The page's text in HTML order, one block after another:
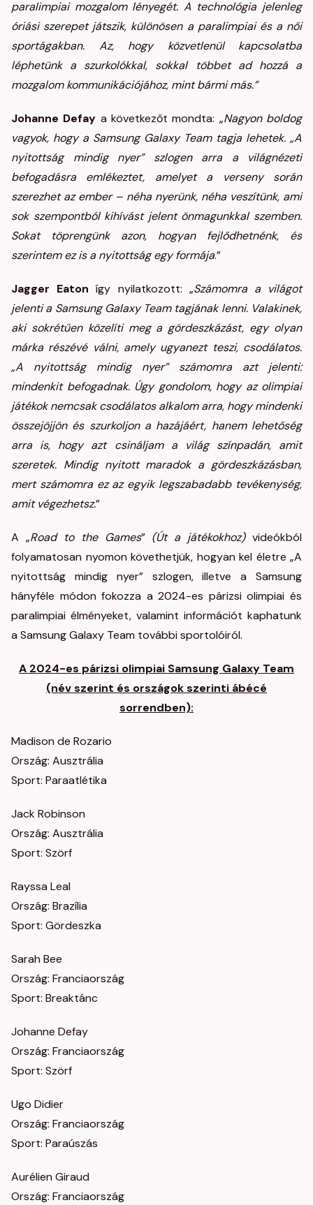
paralimpiai mozgalom lényegét. A technológia jelenleg
óriási szerepet játszik, különösen a paralimpiai és a női
sportágakban. Az, hogy közvetlenül kapcsolatba
léphetünk a szurkolókkal, sokkal többet ad hozzá a
mozgalom kommunikációjához, mint bármi más.”
Johanne Defay a következőt mondta: „Nagyon boldog
vagyok, hogy a Samsung Galaxy Team tagja lehetek. „A
nyitottság mindig nyer” szlogen arra a világnézeti
befogadásra emlékeztet, amelyet a verseny során
szerezhet az ember – néha nyerünk, néha veszítünk, ami
sok szempontból kihívást jelent önmagunkkal szemben.
Sokat töprengünk azon, hogyan fejlődhetnénk, és
szerintem ez is a nyitottság egy formája.”
Jagger Eaton így nyilatkozott: „Számomra a világot
jelenti a Samsung Galaxy Team tagjának lenni. Valakinek,
aki sokrétűen közelíti meg a gördeszkázást, egy olyan
márka részévé válni, amely ugyanezt teszi, csodálatos.
„A nyitottság mindig nyer” számomra azt jelenti:
mindenkit befogadnak. Úgy gondolom, hogy az olimpiai
játékok nemcsak csodálatos alkalom arra, hogy mindenki
összejöjjön és szurkoljon a hazájáért, hanem lehetőség
arra is, hogy azt csináljam a világ színpadán, amit
szeretek. Mindig nyitott maradok a gördeszkázásban,
mert számomra ez az egyik legszabadabb tevékenység,
amit végezhetsz.”
A „Road to the Games” (Út a játékokhoz)videókból
folyamatosan nyomon követhetjük, hogyan kel életre „A
nyitottság mindig nyer” szlogen, illetve a Samsung
hányféle módon fokozza a 2024-es párizsi olimpiai és
paralimpiai élményeket, valamint információt kaphatunk
a Samsung Galaxy Team további sportolóiról.
A 2024-es párizsi olimpiai Samsung Galaxy Team
(név szerint és országok szerinti ábécé
sorrendben):
Madison de Rozario
Ország: Ausztrália
Sport: Paraatlétika
Jack Robinson
Ország: Ausztrália
Sport: Szörf
Rayssa Leal
Ország: Brazília
Sport: Gördeszka
Sarah Bee
Ország: Franciaország
Sport: Breaktánc
Johanne Defay
Ország: Franciaország
Sport: Szörf
Ugo Didier
Ország: Franciaország
Sport: Paraúszás
Aurélien Giraud
Ország: Franciaország